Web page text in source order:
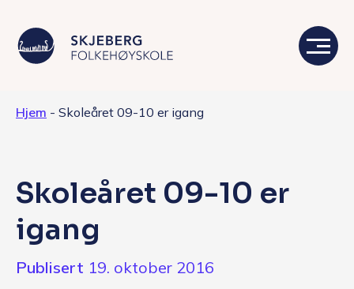
Skolen
Kontakt
Hjem - Skoleåret 09-10 er igang
Skoleåret 09-10 er
igang
Publisert 19. oktober 2016